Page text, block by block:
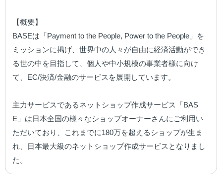
【概要】
BASEは「Payment to the People, Power to the People」を
ミッションに掲げ、世界中の人々が自由に経済活動ができ
る世の中を目指して、個人や中小規模の事業者様に向け
て、EC/決済/金融のサービスを展開しています。
主力サービスであるネットショップ作成サービス「BAS
E」は日本全国の様々なショップオーナーさんにご利用い
ただいており、これまでに180万を超えるショップが生ま
れ、日本最大級のネットショップ作成サービスとなりまし
た。